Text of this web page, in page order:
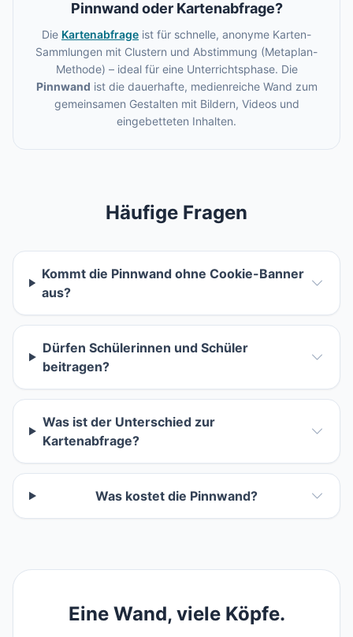
Pinnwand oder Kartenabfrage?
Die Kartenabfrage ist für schnelle, anonyme Karten-
Sammlungen mit Clustern und Abstimmung (Metaplan-
Methode) – ideal für eine Unterrichtsphase. Die
Pinnwand ist die dauerhafte, medienreiche Wand zum
gemeinsamen Gestalten mit Bildern, Videos und
eingebetteten Inhalten.
Häufige Fragen
Kommt die Pinnwand ohne Cookie-Banner
aus?
Dürfen Schülerinnen und Schüler
beitragen?
Was ist der Unterschied zur
Kartenabfrage?
Was kostet die Pinnwand?
Eine Wand, viele Köpfe.